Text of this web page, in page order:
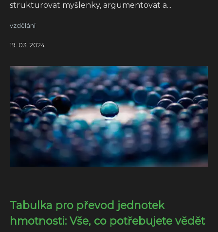
strukturovat myšlenky, argumentovat a...
vzdělání
19. 03. 2024
Tabulka pro převod jednotek
hmotnosti: Vše, co potřebujete vědět